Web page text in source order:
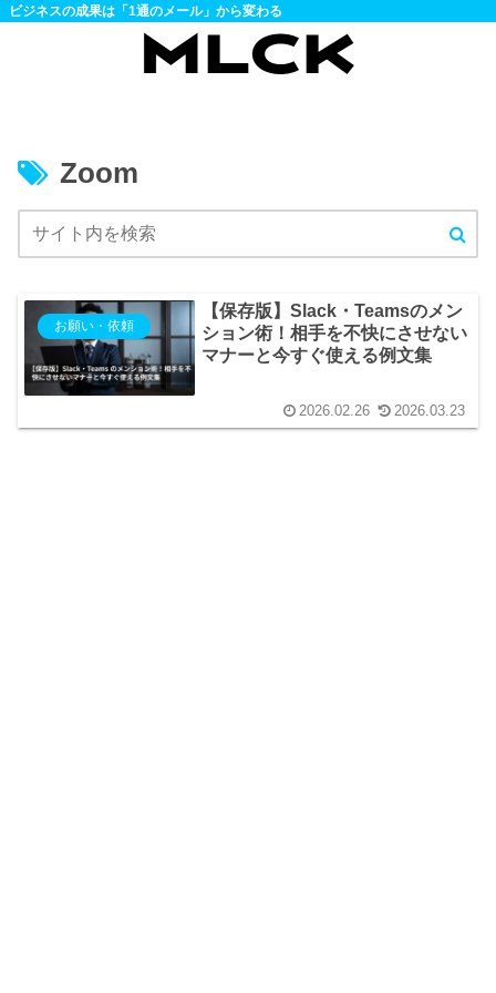
ビジネスの成果は「1通のメール」から変わる
Zoom
お願い・依頼
【保存版】Slack・Teamsのメン
ション術！相手を不快にさせない
マナーと今すぐ使える例文集
2026.02.26 2026.03.23